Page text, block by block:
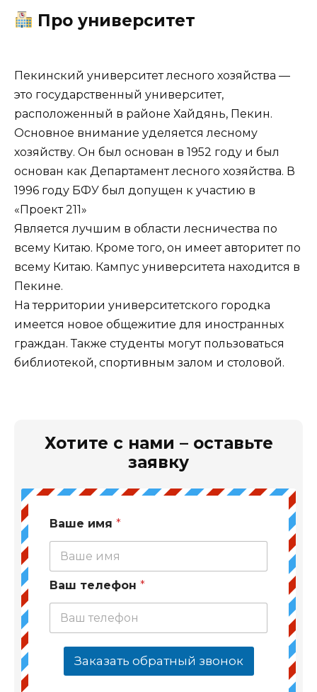
Про университет
Пекинский университет лесного хозяйства —
это государственный университет,
расположенный в районе Хайдянь, Пекин.
Основное внимание уделяется лесному
хозяйству. Он был основан в 1952 году и был
основан как Департамент лесного хозяйства. В
1996 году БФУ был допущен к участию в
«Проект 211»
Является лучшим в области лесничества по
всему Китаю. Кроме того, он имеет авторитет по
всему Китаю. Кампус университета находится в
Пекине.
На территории университетского городка
имеется новое общежитие для иностранных
граждан. Также студенты могут пользоваться
библиотекой, спортивным залом и столовой.
Хотите с нами – оставьте
заявку
Ваше имя *
Ваш телефон *
Заказать обратный звонок